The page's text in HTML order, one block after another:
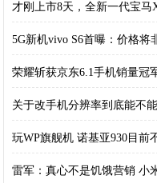
才刚上市8天，全新一代宝马
5G新机vivo S6首曝：价格将
荣耀斩获京东6.1手机销量冠
关于改手机分辨率到底能不
玩WP旗舰机 诺基亚930目前
雷军：真心不是饥饿营销 小